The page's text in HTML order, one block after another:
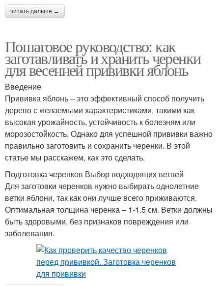
читать дальше →
Пошаговое руководство: как
заготавливать и хранить черенки
для весенней прививки яблонь
Введение
Прививка яблонь – это эффективный способ получить
дерево с желаемыми характеристиками, такими как
высокая урожайность, устойчивость к болезням или
морозостойкость. Однако для успешной прививки важно
правильно заготовить и сохранить черенки. В этой
статье мы расскажем, как это сделать.
Подготовка черенков Выбор подходящих ветвей
Для заготовки черенков нужно выбирать однолетние
ветки яблони, так как они лучше всего приживаются.
Оптимальная толщина черенка – 1-1.5 см. Ветки должны
быть здоровыми, без признаков повреждения или
заболевания.